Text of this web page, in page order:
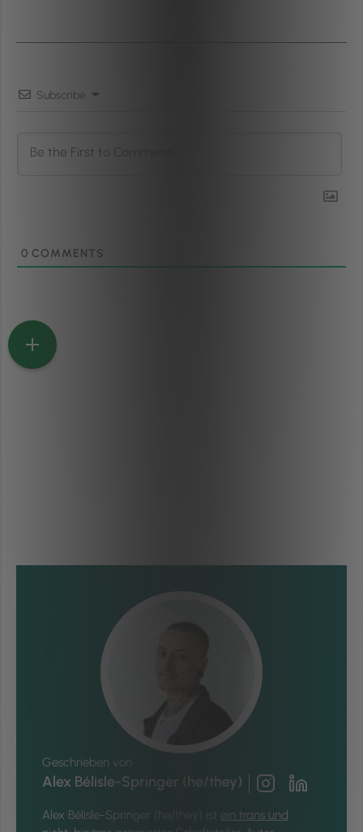
Subscribe
0 COMMENTS
Geschrieben von
Alex Bélisle-Springer (he/they)
Alex Bélisle-Springer (he/they) ist ein trans und